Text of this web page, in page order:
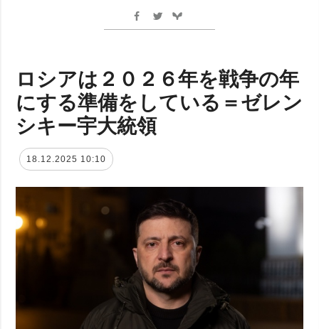
ロシアは２０２６年を戦争の年
にする準備をしている＝ゼレン
シキー宇大統領
18.12.2025 10:10